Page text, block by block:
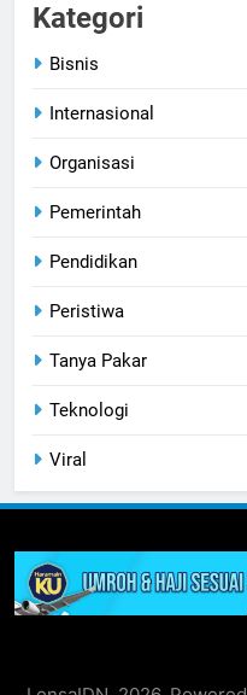
Kategori
Bisnis
Internasional
Organisasi
Pemerintah
Pendidikan
Peristiwa
Tanya Pakar
Teknologi
Viral